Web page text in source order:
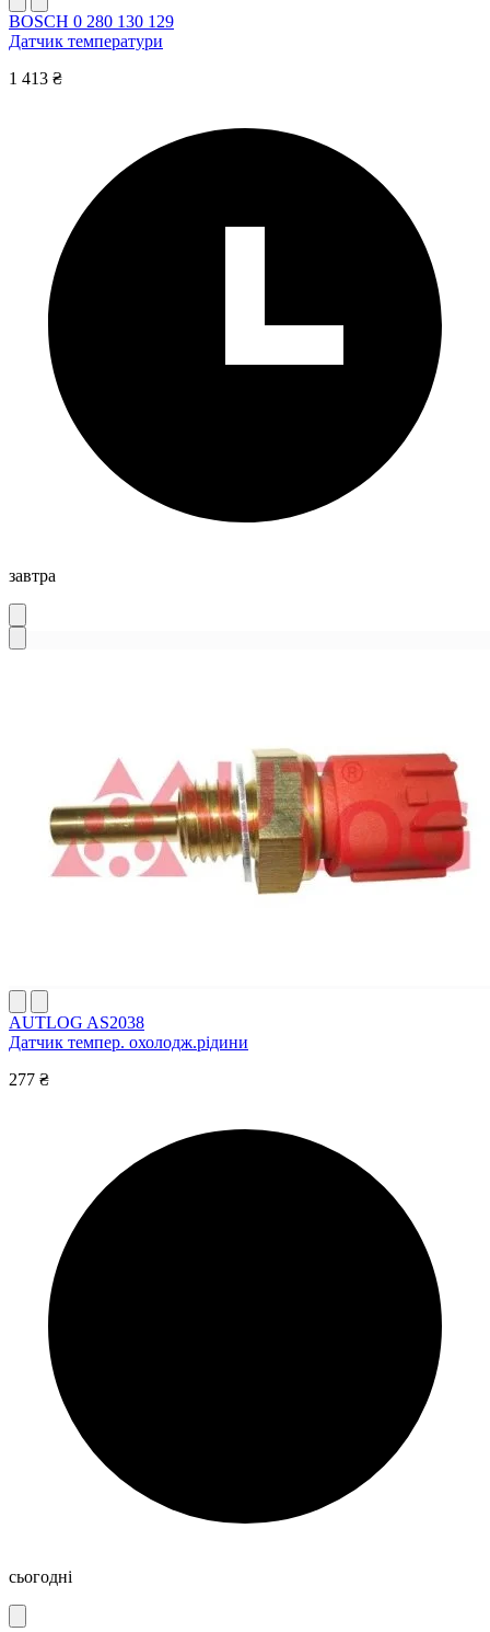
BOSCH 0 280 130 129
Датчик температури
1 413 ₴
завтра
AUTLOG AS2038
Датчик темпер. охолодж.рідини
277 ₴
сьогодні